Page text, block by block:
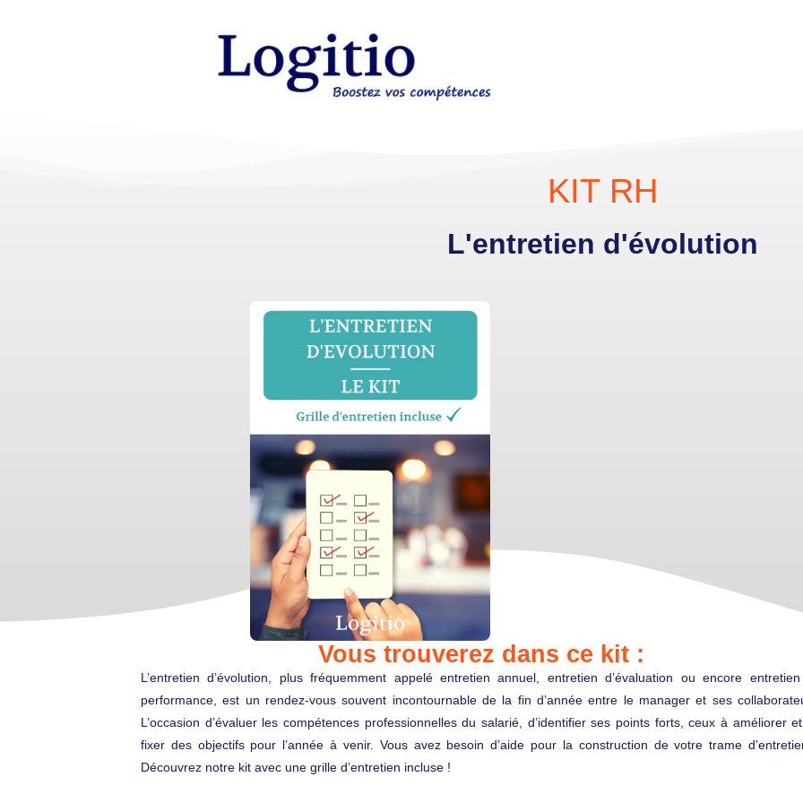
KIT RH
L'entretien d'évolution
Vous trouverez dans ce kit :
L’entretien d’évolution, plus fréquemment appelé entretien annuel, entretien d’évaluation ou encore
performance, est un rendez-vous souvent incontournable de la fin d’année entre le manager et ses
L’occasion d’évaluer les compétences professionnelles du salarié, d’identifier ses points forts, ceux à améliorer
fixer des objectifs pour l’année à venir. Vous avez besoin d’aide pour la construction de votre trame
Découvrez notre kit avec une grille d’entretien incluse !